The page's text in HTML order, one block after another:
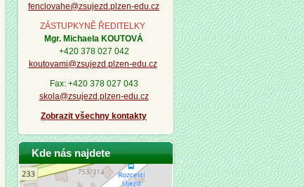
fenclovahe@zsujezd.plzen-edu.cz
ZÁSTUPKYNĚ ŘEDITELKY
Mgr. Michaela KOUTOVÁ
+420 378 027 042
koutovami@zsujezd.plzen-edu.cz
Fax: +420 378 027 043
skola@zsujezd.plzen-edu.cz
Zobrazit všechny kontakty
Kde nás najdete